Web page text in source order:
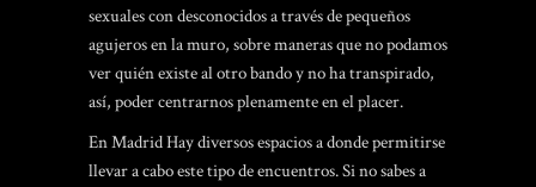
sexuales con desconocidos a través de pequeños
agujeros en la muro, sobre maneras que no podamos
ver quién existe al otro bando y no ha transpirado,
así, poder centrarnos plenamente en el placer.
En Madrid Hay diversos espacios a donde permitirse
llevar a cabo este tipo de encuentros. Si no sabes a